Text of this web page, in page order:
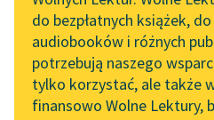
do słuchania
Byliśmy częścią AI Impact
Lab
Zapraszamy na spotkanie
do bezpłatnych książek,
audiobooków i różnych
potrzebują naszego
tylko korzystać, ale także
finansowo Wolne Lektury,